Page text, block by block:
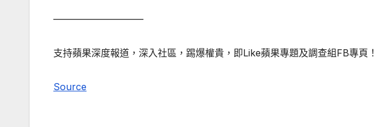
—————————–
支持蘋果深度報道，深入社區，踢爆權貴，即Like蘋果專題及調查組FB專頁！
Source